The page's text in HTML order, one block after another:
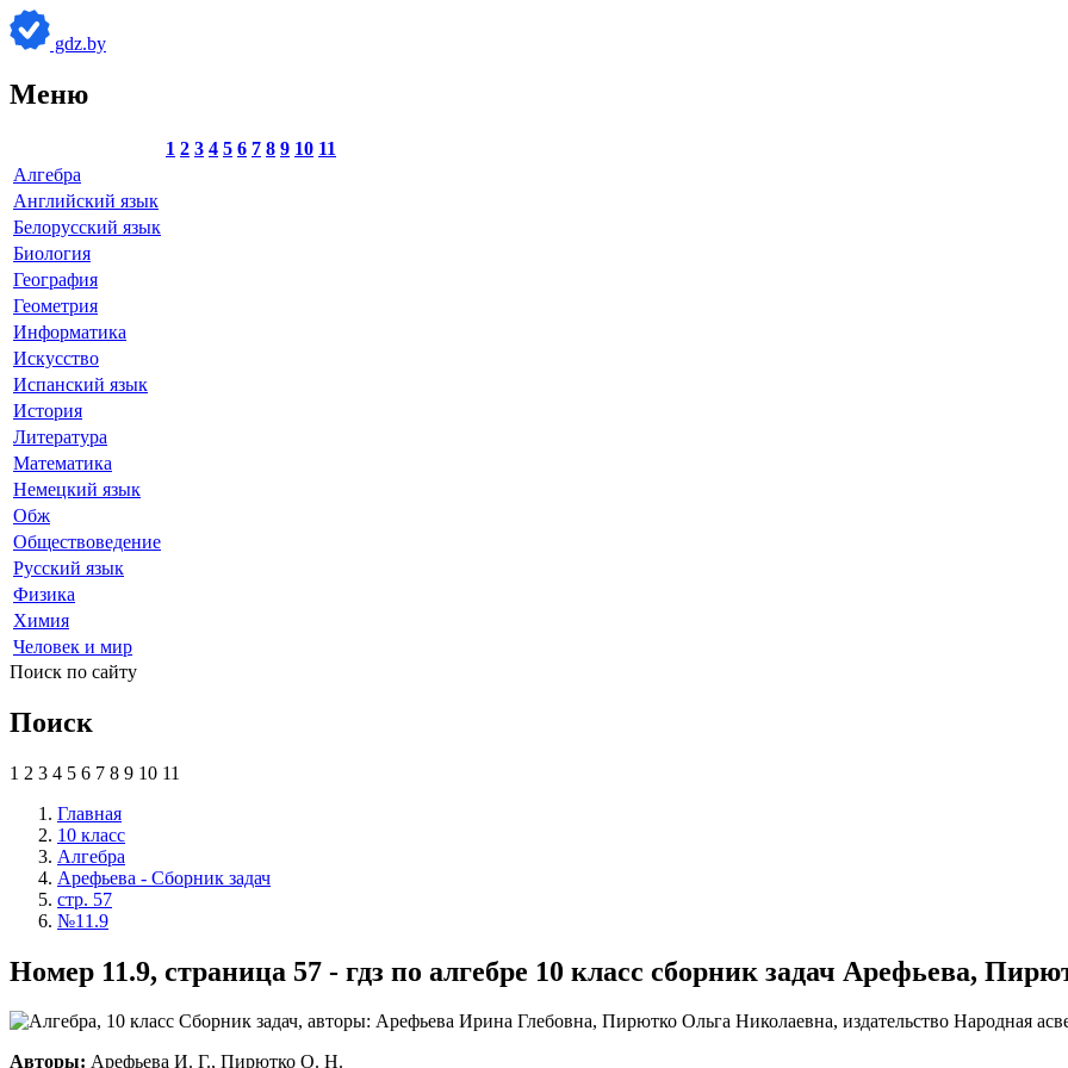
gdz.by
Меню
1 2 3 4 5 6 7 8 9 10 11
Алгебра
Английский язык
Белорусский язык
Биология
География
Геометрия
Информатика
Искусство
Испанский язык
История
Литература
Математика
Немецкий язык
Обж
Обществоведение
Русский язык
Физика
Химия
Человек и мир
Поиск по сайту
Поиск
1 2 3 4 5 6 7 8 9 10 11
Главная
10 класс
Алгебра
Арефьева - Сборник задач
стр. 57
№11.9
Номер 11.9, страница 57 - гдз по алгебре 10 класс сборник задач Арефьева,
Авторы: Арефьева И. Г., Пирютко О. Н.